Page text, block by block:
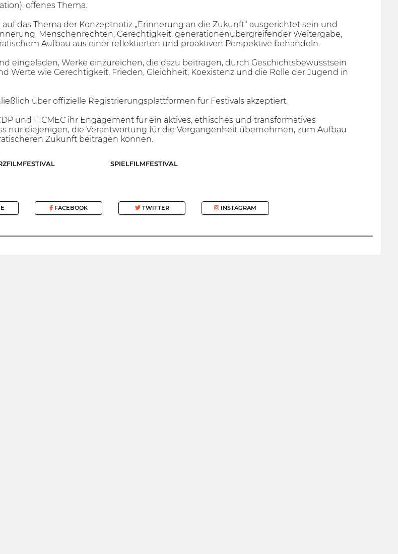
offenes Thema.
das Thema der Konzeptnotiz „Erinnerung an die Zukunft“ ausgerichtet sein und
Menschenrechten, Gerechtigkeit, generationenübergreifender Weitergabe,
Aufbau aus einer reflektierten und proaktiven Perspektive behandeln.
eingeladen, Werke einzureichen, die dazu beitragen, durch Geschichtsbewusstsein
Werte wie Gerechtigkeit, Frieden, Gleichheit, Koexistenz und die Rolle der Jugend in
über offizielle Registrierungsplattformen für Festivals akzeptiert.
und FICMEC ihr Engagement für ein aktives, ethisches und transformatives
nur diejenigen, die Verantwortung für die Vergangenheit übernehmen, zum Aufbau
Zukunft beitragen können.
SPIELFILMFESTIVAL
FACEBOOK TWITTER INSTAGRAM